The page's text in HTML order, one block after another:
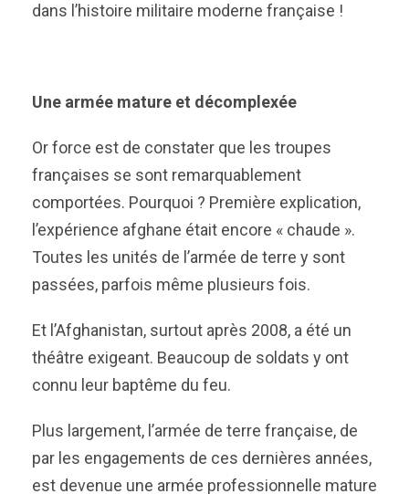
dans l’histoire militaire moderne française !
Une armée mature et décomplexée
Or force est de constater que les troupes
françaises se sont remarquablement
comportées. Pourquoi ? Première explication,
l’expérience afghane était encore « chaude ».
Toutes les unités de l’armée de terre y sont
passées, parfois même plusieurs fois.
Et l’Afghanistan, surtout après 2008, a été un
théâtre exigeant. Beaucoup de soldats y ont
connu leur baptême du feu.
Plus largement, l’armée de terre française, de
par les engagements de ces dernières années,
est devenue une armée professionnelle mature